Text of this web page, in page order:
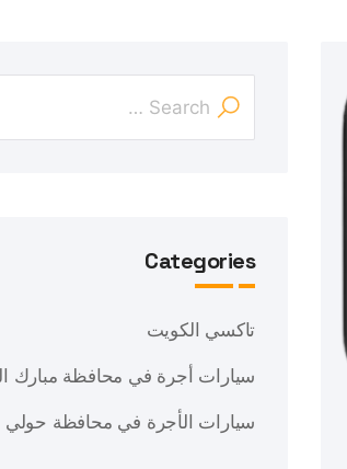
Categories
تاكسي الكويت
سيارات أجرة في محافظة مبارك
سيارات الأجرة في محافظة حولي